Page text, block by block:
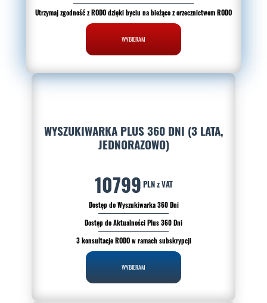
Utrzymaj zgodność z RODO dzięki byciu na bieżąco z orzecznictwem RODO
WYBIERAM
WYSZUKIWARKA PLUS 360 DNI (3 LATA,
JEDNORAZOWO)
10799 PLN z VAT
Dostęp do Wyszukiwarka 360 Dni
Dostęp do Aktualności Plus 360 Dni
3 konsultacje RODO w ramach subskrypcji
WYBIERAM